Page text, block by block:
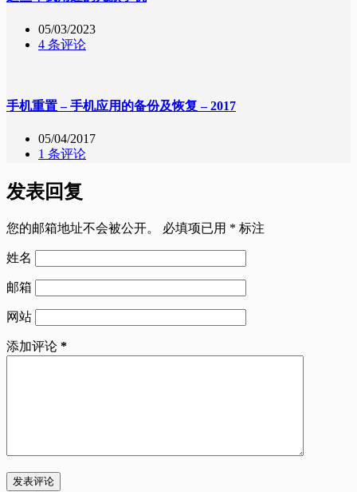
05/03/2023
4 条评论
手机重置 – 手机应用的备份及恢复 – 2017
05/04/2017
1 条评论
发表回复
您的邮箱地址不会被公开。 必填项已用 * 标注
姓名
邮箱
网站
添加评论 *
发表评论